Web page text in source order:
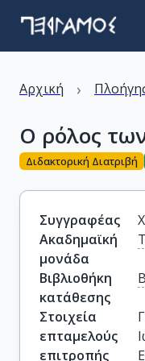
Αρχική ›
Ο ρόλος
Διδακτορική Διατριβή
Συγγραφέας
Ακαδημαϊκή
μονάδα
Βιβλιοθήκη
κατάθεσης
Στοιχεία
επταμελούς
επιτροπής